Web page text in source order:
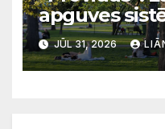
apguves
uz krīzēm
migrācijas
JŪL 31, 2026